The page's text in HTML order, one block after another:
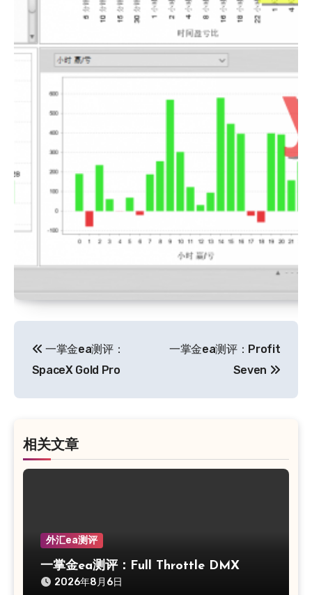
章
导
一掌金ea测评：
SpaceX Gold Pro
一掌金ea测评：Profit
Seven
相关文章
外汇ea测评
一掌金ea测评：Full Throttle DMX
2026年8月6日